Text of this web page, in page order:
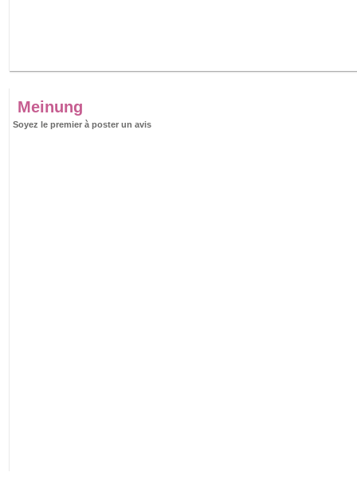
Meinung
Soyez le premier à poster un avis